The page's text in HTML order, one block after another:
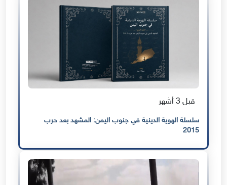
قبل 3 أشهر
سلسلة الهوية الدينية في جنوب اليمن: المشهد بعد حرب
2015